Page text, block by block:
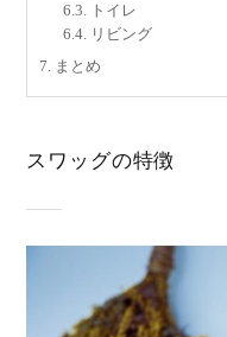
6.3.トイレ
6.4.リビング
7.
まとめ
スワッグの特徴